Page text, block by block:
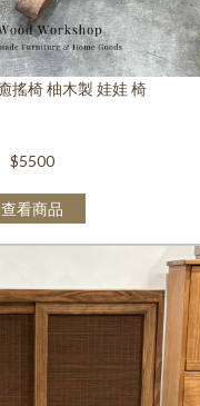
搖椅 柚木製 娃娃 椅
$5500
查看商品